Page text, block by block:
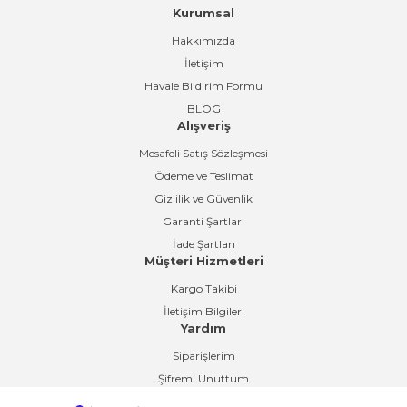
Kurumsal
Hakkımızda
İletişim
Havale Bildirim Formu
BLOG
Alışveriş
Mesafeli Satış Sözleşmesi
Ödeme ve Teslimat
Gizlilik ve Güvenlik
Garanti Şartları
İade Şartları
Müşteri Hizmetleri
Kargo Takibi
İletişim Bilgileri
Yardım
Siparişlerim
Şifremi Unuttum